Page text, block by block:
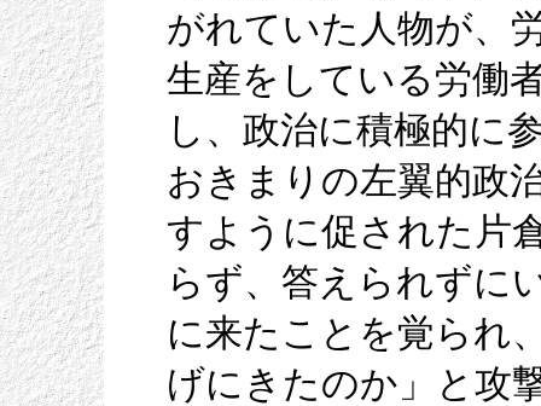
がれていた人物が、
生産をしている労働
し、政治に積極的に
おきまりの左翼的政
すように促された片
らず、答えられずに
に来たことを覚られ
げにきたのか」と攻